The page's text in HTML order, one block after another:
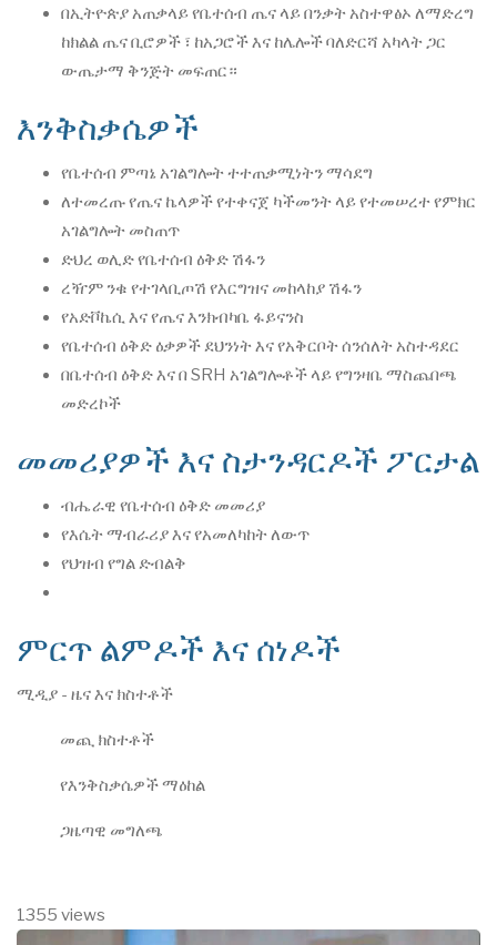
በኢትዮጵያ አጠቃላይ የቤተሰብ ጤና ላይ በንቃት አስተዋፅኦ ለማድረግ
ከክልል ጤና ቢሮዎች ፣ ከአጋሮች እና ከሌሎች ባለድርሻ አካላት ጋር
ውጤታማ ቅንጅት መፍጠር።
እንቅስቃሴዎች
የቤተሰብ ምጣኔ አገልግሎት ተተጠቃሚነትን ማሳደግ
ለተመረጡ የጤና ኬላዎች የተቀናጀ ካችመንት ላይ የተመሠረተ የምክር
አገልግሎት መስጠጥ
ድህረ ወሊድ የቤተሰብ ዕቅድ ሽፋን
ረዥም ንቁ የተገላቢጦሽ የእርግዝና መከላከያ ሽፋን
የአድቮኬሲ እና የጤና እንክብካቤ ፋይናንስ
የቤተሰብ ዕቅድ ዕቃዎች ደህንነት እና የአቅርቦት ሰንሰለት አስተዳደር
በቤተሰብ ዕቅድ እና በ SRH አገልግሎቶች ላይ የግንዛቤ ማስጨበጫ
መድረኮች
መመሪያዎች እና ስታንዳርዶች ፖርታል
ብሔራዊ የቤተሰብ ዕቅድ መመሪያ
የእሴት ማብራሪያ እና የአመለካከት ለውጥ
የህዝብ የግል ድብልቅ
ምርጥ ልምዶች እና ሰነዶች
ሚዲያ - ዜና እና ክስተቶች
መጪ ክስተቶች
የእንቅስቃሴዎች ማዕከል
ጋዜጣዊ መግለጫ
1355 views